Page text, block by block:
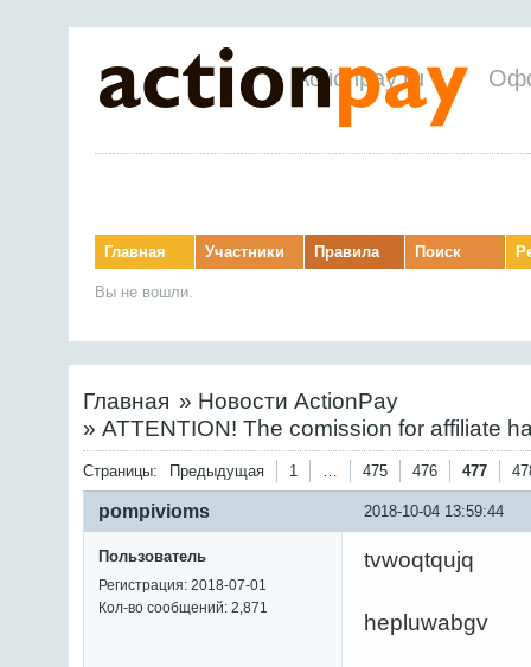
Actionpay.ru
Главная Участники Правила Поиск
Вы не вошли.
Главная » Новости ActionPay
» ATTENTION! The comission for affiliate
Страницы: Предыдущая 1 … 475 476 477
2018-10-04 13:59:44
pompivioms
Пользователь
Регистрация: 2018-07-01
Кол-во сообщений: 2,871
tvwoqtqujq
hepluwabgv